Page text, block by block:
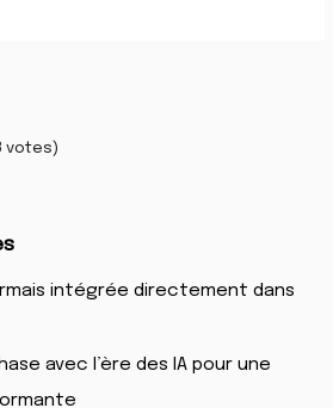
votes)
intégrée directement dans
avec l’ère des IA pour une